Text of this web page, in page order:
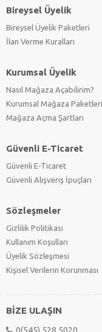
Bireysel Üyelik
Bireysel Üyelik Paketleri
İlan Verme Kuralları
Kurumsal Üyelik
Nasıl Mağaza Açabilirim?
Kurumsal Mağaza Paketleri
Mağaza Açma Şartları
Güvenli E-Ticaret
Güvenli E-Ticaret
Güvenli Alışveriş İpuçları
Sözleşmeler
Gizlilik Politikası
Kullanım Koşulları
Üyelik Sözleşmesi
Kişisel Verilerin Korunması
BİZE ULAŞIN